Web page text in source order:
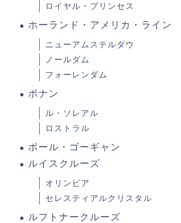
ロイヤル・プリンセス
ホーランド・アメリカ・ライン
ニューアムステルダウ
ノールダム
フォーレンダム
ポナン
ル・ソレアル
ロストラル
ポール・ゴーギャン
ルイスクルーズ
オリンピア
セレスティアルクリスタル
ルフトナークルーズ